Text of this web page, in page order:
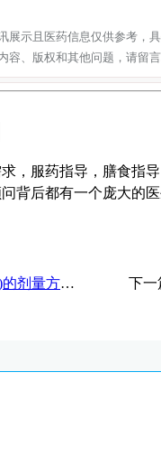
展示且医药信息仅供参考，
、版权和其他问题，请留
，服药指导，膳食指
背后都有一个庞大的医
代动力学介绍 下一